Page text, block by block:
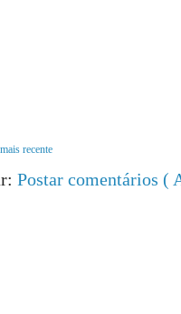
recente
Postar comentários (